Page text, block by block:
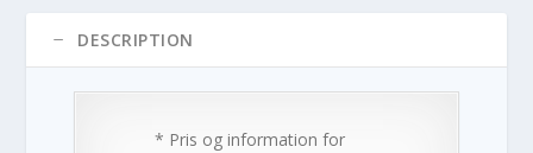
DESCRIPTION
* Pris og information for